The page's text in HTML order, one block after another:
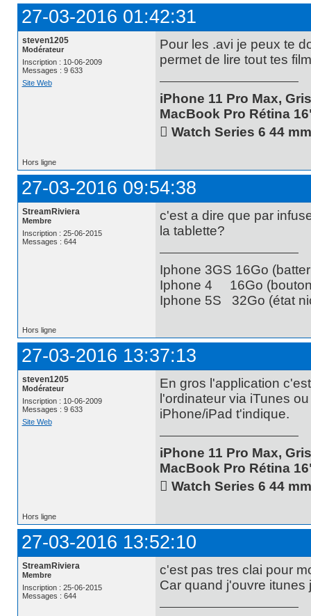
27-03-2016 01:42:31
steven1205
Modérateur
Inscription : 10-06-2009
Messages : 9 633
Site Web
Pour les .avi je peux te
permet de lire tout tes
iPhone 11 Pro Max,
MacBook Pro Rétina
 Watch Series 6 44
Hors ligne
27-03-2016 09:54:38
StreamRiviera
Membre
Inscription : 25-06-2015
Messages : 644
c'est a dire que par
la tablette?
Iphone 3GS 16Go
Iphone 4 16Go
Iphone 5S 32Go (état
Hors ligne
27-03-2016 13:37:13
steven1205
Modérateur
Inscription : 10-06-2009
Messages : 9 633
Site Web
En gros l'application
l'ordinateur via iTunes
iPhone/iPad t'indique.
iPhone 11 Pro Max,
MacBook Pro Rétina
 Watch Series 6 44
Hors ligne
27-03-2016 13:52:10
StreamRiviera
Membre
Inscription : 25-06-2015
Messages : 644
c'est pas tres clai pour
Car quand j'ouvre